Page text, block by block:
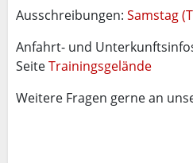
Ausschreibungen: Samstag
Anfahrt- und
SeiteTrainingsgelände
Weitere Fragen gerne an